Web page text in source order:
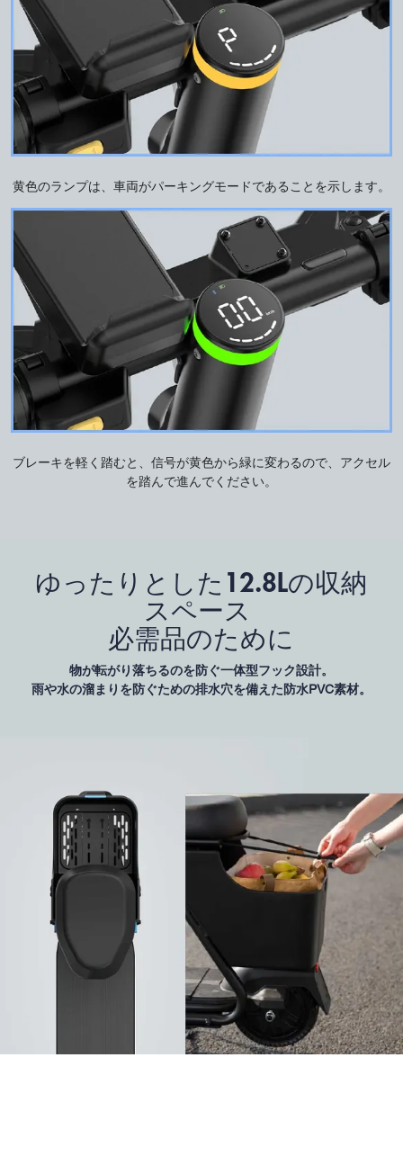
黄色のランプは、車両がパーキングモードであることを示します。
ブレーキを軽く踏むと、信号が黄色から緑に変わるので、アクセル
を踏んで進んでください。
ゆったりとした12.8Lの収納
スペース
必需品のために
物が転がり落ちるのを防ぐ一体型フック設計。
雨や水の溜まりを防ぐための排水穴を備えた防水PVC素材。